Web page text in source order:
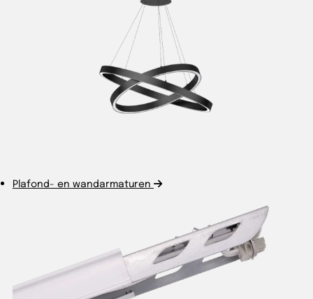
Plafond- en wandarmaturen